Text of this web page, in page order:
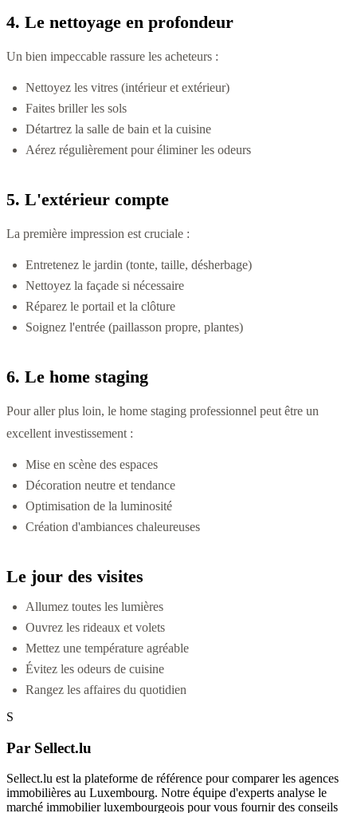
4. Le nettoyage en profondeur
Un bien impeccable rassure les acheteurs :
Nettoyez les vitres (intérieur et extérieur)
Faites briller les sols
Détartrez la salle de bain et la cuisine
Aérez régulièrement pour éliminer les odeurs
5. L'extérieur compte
La première impression est cruciale :
Entretenez le jardin (tonte, taille, désherbage)
Nettoyez la façade si nécessaire
Réparez le portail et la clôture
Soignez l'entrée (paillasson propre, plantes)
6. Le home staging
Pour aller plus loin, le home staging professionnel peut être un
excellent investissement :
Mise en scène des espaces
Décoration neutre et tendance
Optimisation de la luminosité
Création d'ambiances chaleureuses
Le jour des visites
Allumez toutes les lumières
Ouvrez les rideaux et volets
Mettez une température agréable
Évitez les odeurs de cuisine
Rangez les affaires du quotidien
S
Par Sellect.lu
Sellect.lu est la plateforme de référence pour comparer les agences
immobilières au Luxembourg. Notre équipe d'experts analyse le
marché immobilier luxembourgeois pour vous fournir des conseils